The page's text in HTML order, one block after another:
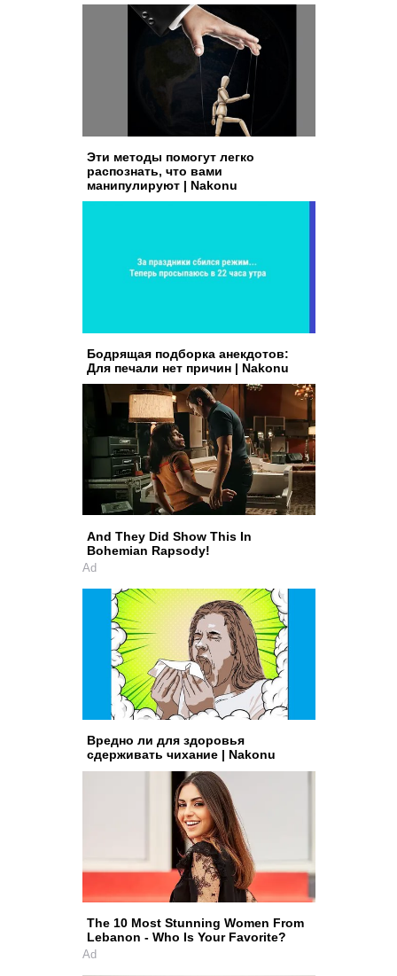
Эти методы помогут легко
распознать, что вами
манипулируют | Nakonu
Бодрящая подборка анекдотов:
Для печали нет причин | Nakonu
And They Did Show This In
Bohemian Rapsody!
Ad
Вредно ли для здоровья
сдерживать чихание | Nakonu
The 10 Most Stunning Women From
Lebanon - Who Is Your Favorite?
Ad